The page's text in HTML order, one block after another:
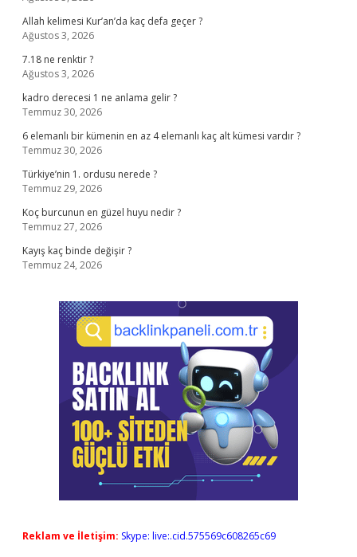
Allah kelimesi Kur’an’da kaç defa geçer ?
Ağustos 3, 2026
7.18 ne renktir ?
Ağustos 3, 2026
kadro derecesi 1 ne anlama gelir ?
Temmuz 30, 2026
6 elemanlı bir kümenin en az 4 elemanlı kaç alt kümesi vardır ?
Temmuz 30, 2026
Türkiye’nin 1. ordusu nerede ?
Temmuz 29, 2026
Koç burcunun en güzel huyu nedir ?
Temmuz 27, 2026
Kayış kaç binde değişir ?
Temmuz 24, 2026
Reklam ve İletişim: Skype: live:.cid.575569c608265c69